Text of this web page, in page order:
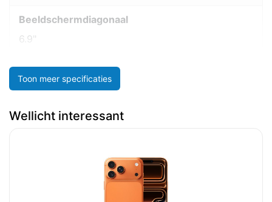
Beeldschermdiagonaal
6.9"
Toon meer specificaties
Wellicht interessant